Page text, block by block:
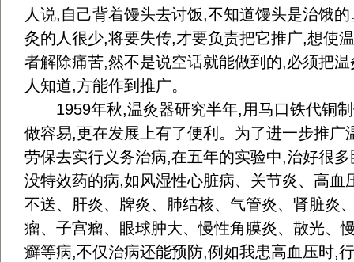
人说,自己背着馒头去讨饭,不知道馒头是治饿
灸的人很少,将要失传,才要负责把它推广,想使
者解除痛苦,然不是说空话就能做到的,必须把
人知道,方能作到推广。
1959年秋,温灸器研究半年,用马口铁代铜制
做容易,更在发展上有了便利。为了进一步推广
劳保去实行义务治病,在五年的实验中,治好很
没特效药的病,如风湿性心脏病、关节炎、高血
不送、肝炎、牌炎、肺结核、气管炎、肾脏炎
瘤、子宫瘤、眼球肿大、慢性角膜炎、散光、
癣等病,不仅治病还能预防,例如我患高血压时,